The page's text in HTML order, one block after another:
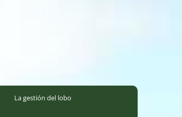
La gestión del lobo